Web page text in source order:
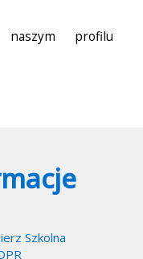
profilu
Szkolna